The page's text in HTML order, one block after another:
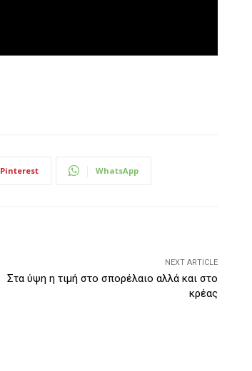
Pinterest WhatsApp
NEXT ARTICLE
Στα ύψη η τιμή στο σπορέλαιο αλλά και στο
κρέας